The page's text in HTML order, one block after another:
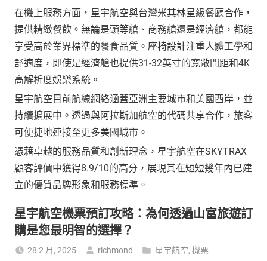
在機上服務方面，星宇航空與台灣米其林星級餐廳合作，
提供精緻餐飲。無論是頭等艙、商務艙還是經濟艙，都能
享受高於業界標準的餐食品質。座椅設計注重人體工學和
舒適度，即使是經濟艙也提供31-32英寸的寬敞間距和4K
高解析度娛樂系統。
星宇航空目前航線網絡涵蓋亞洲主要城市和美國西岸，並
持續擴展中。透過與阿拉斯加航空的代碼共享合作，旅客
可便捷地連接至更多美國城市。
憑藉卓越的服務品質和創新理念，星宇航空在SKYTRAX
顧客評價中獲得8.9/10的高分，展現其在短短幾年內已建
立的優質品牌形象和服務標準。
星宇航空機票預訂攻略：為何透過山富旅遊訂
購是您最明智的選擇？
28 2 月, 2025 richmond 星宇航空, 機票